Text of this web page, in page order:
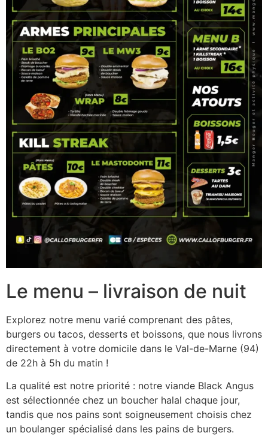
Le menu – livraison de nuit
Explorez notre menu varié comprenant des pâtes,
burgers ou tacos, desserts et boissons, que nous livrons
directement à votre domicile dans le Val-de-Marne (94)
de 22h à 5h du matin !
La qualité est notre priorité : notre viande Black Angus
est sélectionnée chez un boucher halal chaque jour,
tandis que nos pains sont soigneusement choisis chez
un boulanger spécialisé dans les pains de burgers.